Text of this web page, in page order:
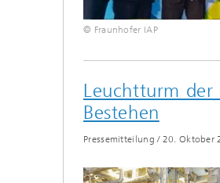
© Fraunhofer IAP
Leuchtturm der
Bestehen
Pressemitteilung / 20. Oktober